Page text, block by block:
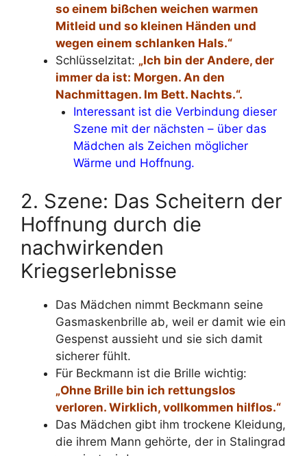
so einem bißchen weichen warmen
Mitleid und so kleinen Händen und
wegen einem schlanken Hals.“
Schlüsselzitat: „Ich bin der Andere, der
immer da ist: Morgen. An den
Nachmittagen. Im Bett. Nachts.“.
Interessant ist die Verbindung dieser
Szene mit der nächsten – über das
Mädchen als Zeichen möglicher
Wärme und Hoffnung.
2. Szene: Das Scheitern der
Hoffnung durch die
nachwirkenden
Kriegserlebnisse
Das Mädchen nimmt Beckmann seine
Gasmaskenbrille ab, weil er damit wie ein
Gespenst aussieht und sie sich damit
sicherer fühlt.
Für Beckmann ist die Brille wichtig:
„Ohne Brille bin ich rettungslos
verloren. Wirklich, vollkommen hilflos.“
Das Mädchen gibt ihm trockene Kleidung,
die ihrem Mann gehörte, der in Stalingrad